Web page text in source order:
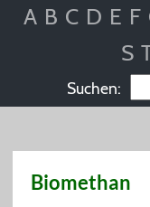
A B C D E F
S
Suchen:
Biomethan